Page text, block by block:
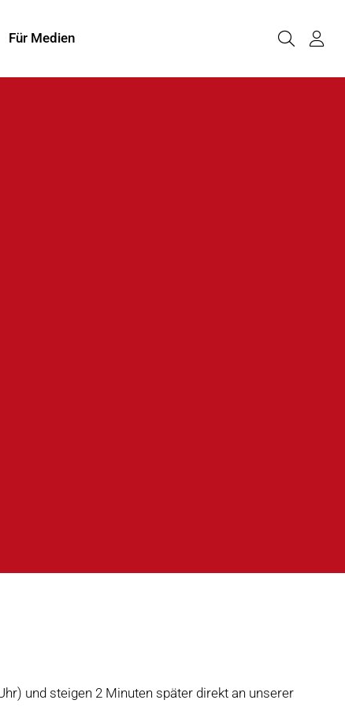
Für Medien
und steigen 2 Minuten später direkt an unserer